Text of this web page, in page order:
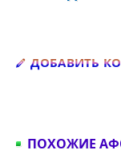
ДОБАВИТЬ
ПОХОЖИЕ